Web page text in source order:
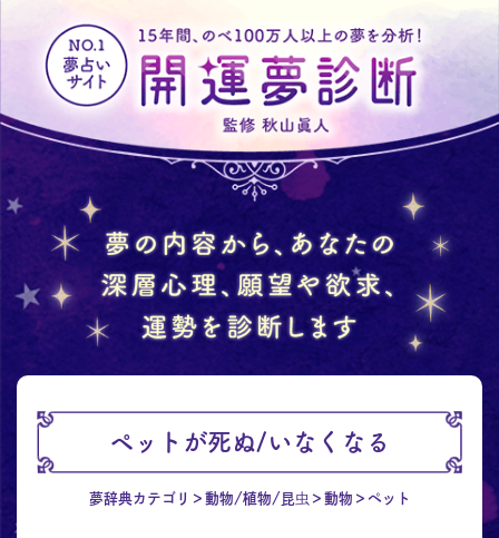
ペットが死ぬ/いなくなる
夢辞典カテゴリ 動物/植物/昆虫 動物 ペット